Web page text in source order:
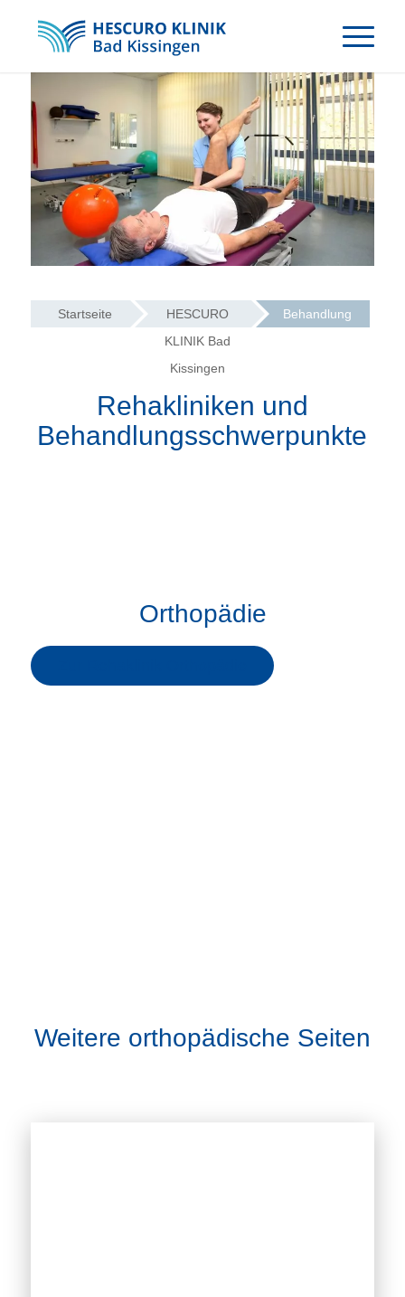
Startseite
HESCURO
KLINIK Bad
Kissingen
Behandlung
Rehakliniken und
Behandlungsschwerpunkte
Orthopädie
Weitere orthopädische Seiten